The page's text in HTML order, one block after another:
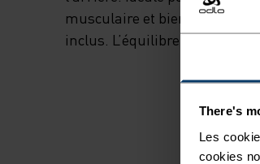
There's
Les
cookies
musculaire et bien d’autres
inclus. L’équilibre parfait